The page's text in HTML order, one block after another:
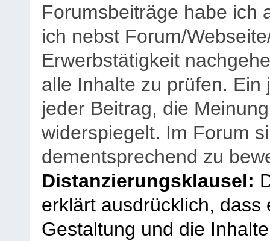
Forumsbeiträge habe ich
ich nebst Forum/
Erwerbstätigkeit
alle Inhalte zu prüfen.
jeder Beitrag, die
widerspiegelt. Im Forum
dementsprechend zu
Distanzierungsklausel:
erklärt ausdrücklich,
Gestaltung und die